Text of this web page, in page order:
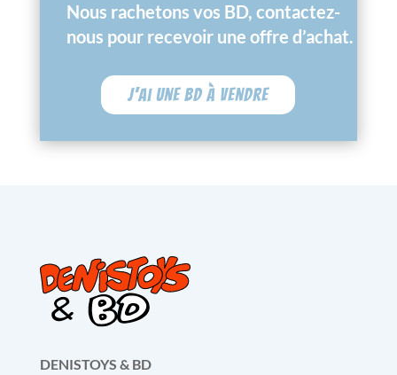
Nous rachetons vos BD, contactez-
nous pour recevoir une offre d’achat.
J'ai une BD à vendre
DENISTOYS & BD